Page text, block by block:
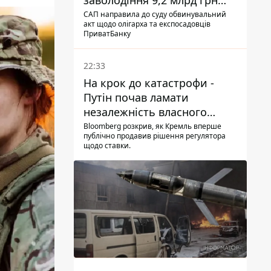
ПриватБанку скерували до
суду
САП направила до суду обвинувальний
акт щодо олігарха та експосадовців
ПриватБанку
22:33
На крок до катастрофи -
Путін почав ламати
незалежність власного
Центробанку, змусивши
знизити базову ставку
Bloomberg розкрив, як Кремль вперше
публічно продавив рішення регулятора
щодо ставки.